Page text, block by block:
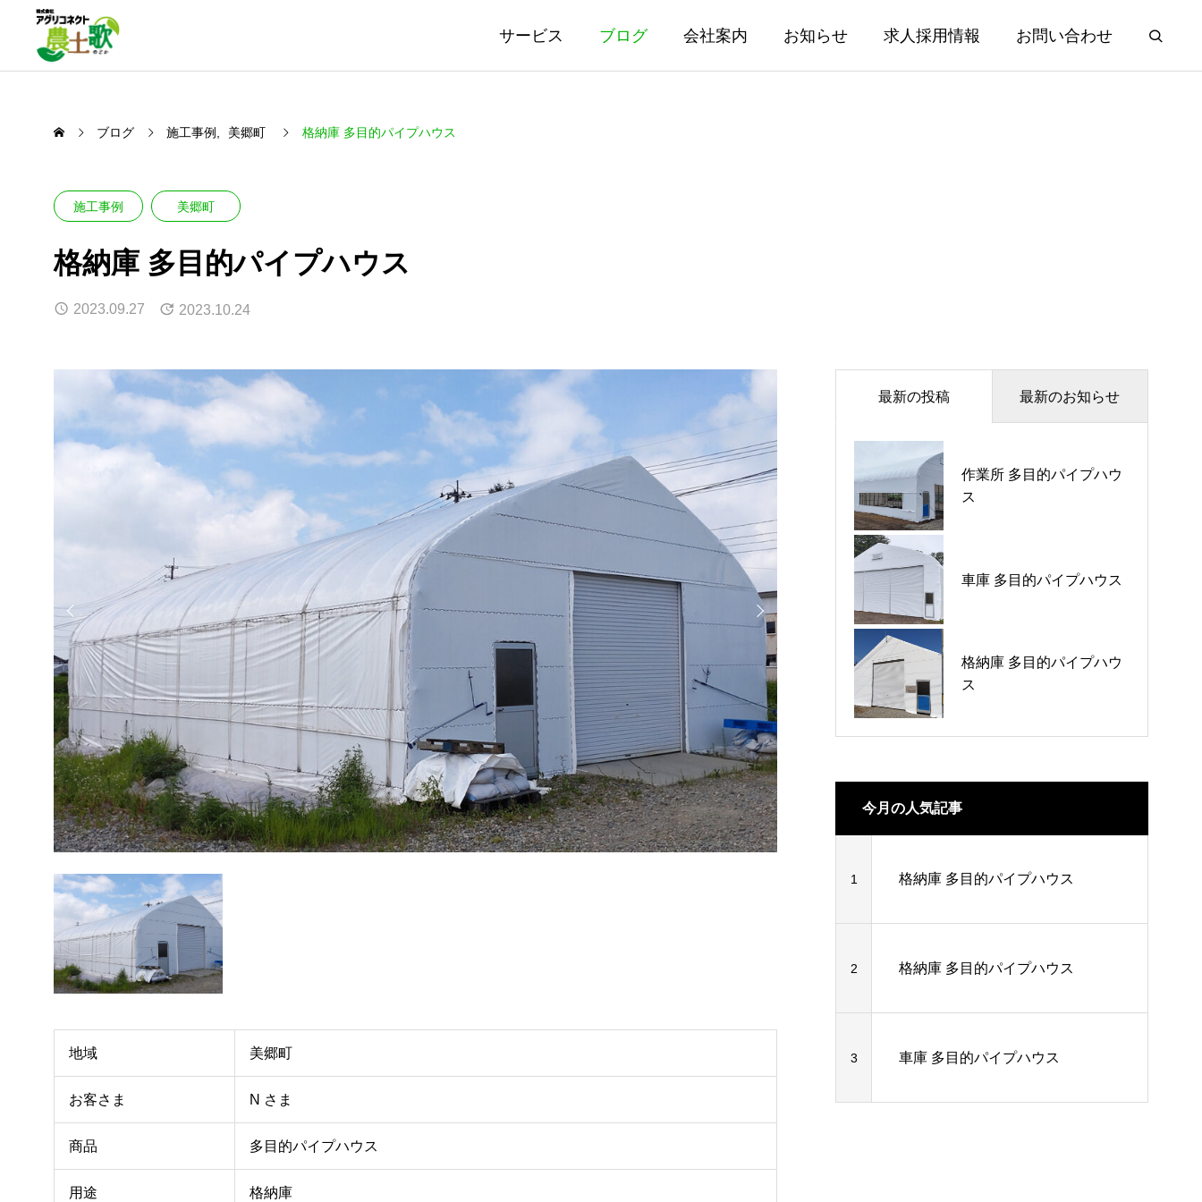
サービス ブログ 会社案内 お知らせ 求人採用情報 お問い合わせ
サービス一覧
ビニールハウス
作業所 多目的パイプハウス
ブログ 施工事例 美郷町 格納庫 多目的パイプハウス
施工事例 美郷町
格納庫 多目的パイプハウス
2023.09.27 2023.10.24
地域 美郷町
お客さま N さま
商品 多目的パイプハウス
用途 格納庫
最新の投稿 最新のお知らせ
作業所 多目的パイプハウ
ス
車庫 多目的パイプハウス
格納庫 多目的パイプハウ
ス
2025年10月31日（金）～11月4日（火）
湯沢市で開催される第148回秋田県種苗交
換会に出展します！
大勢のご来場ありがとうございました！
2024年11月1日（金）～11月5日（火） 鹿
角市で開催される第147回秋田県種苗交換
会に出展します！
今月の人気記事
1 格納庫 多目的パイプハウス
2 格納庫 多目的パイプハウス
3 車庫 多目的パイプハウス